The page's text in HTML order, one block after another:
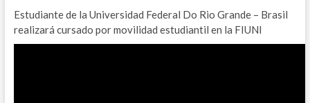
Estudiante de la Universidad Federal Do Rio Grande – Brasil
realizará cursado por movilidad estudiantil en la FIUNI